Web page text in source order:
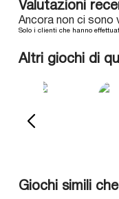
Valutazioni
Ancora non ci sono
Solo i clienti che hanno
Altri giochi di
Giochi simili